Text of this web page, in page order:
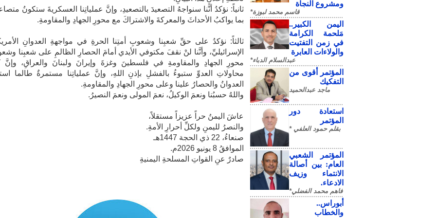
ومشروع النجاة
قاسم محمد لبوزة*
​اليمن الكبير..
مَلحمة الكرامة
في زمن التفتيت
والولاءات العابرة
عبدالسلام الدباء*
المؤتمر أقوى من
التفكيك
ماجد عبدالحميد
استعادة دور
المؤتمر
بقلم حمود العلفي *
المؤتمر الشعبي
العام: بين أصالة
الانتماء وزيف
الادعاء.
فاهم محمد الفضلي*
أبوراس..
والخطاب
ثانياً: نؤكدُ أنَّنا سنواجهُ التصعيدَ بالتصعيدِ، وإنَّ عملياتِنا العسكريةَ ستكونُ
بما يواكبُ الأحداثَ والمعركةَ والاشتراكَ مع محورِ الجهادِ والمقاومةِ.
ثالثاً: نؤكدُ على حقِّ شعبِنا وشعوبِ أمتِنا الحرةِ في مواجهةِ العدوانِ
الإسرائيليِّ، وأنَّنا لنْ نقفَ مكتوفي الأيدي أمامَ الحصارِ الظالمِ على شعبِنا
محورِ الجهادِ والمقاومةِ في فلسطينَ وغزةَ وإيرانَ ولبنانَ والعراقِ، وإنَّ
محاولاتِ العدوِّ ستبوءُ بالفشلِ بإذنِ اللهِ، وإنَّ عملياتِنا مستمرةٌ طالما
العدوانُ والحصارُ علينا وعلى محورِ الجهادِ والمقاومةِ.
واللهُ حسبُنا ونعمَ الوكيلُ، نعمَ المولى ونعمَ النصيرُ.
عاشَ اليمنُ حراً عزيزاً مستقلاً،
والنصرُ لليمنِ ولكلِّ أحرارِ الأمةِ.
صنعاءُ، 22 ذي الحجة 1447هـ
الموافقُ 8 يونيو 2026م.
صادرٌ عنِ القواتِ المسلحةِ اليمنيةِ